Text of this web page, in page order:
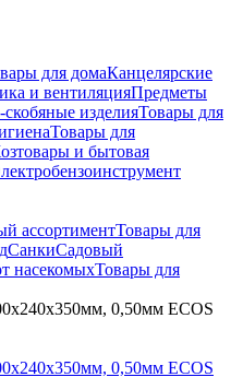
для домаКанцелярские
и вентиляцияПредметы
изделияТовары для
Товары для
и бытовая
ассортиментТовары для
СанкиСадовый
насекомыхТовары для
0,50мм ECOS